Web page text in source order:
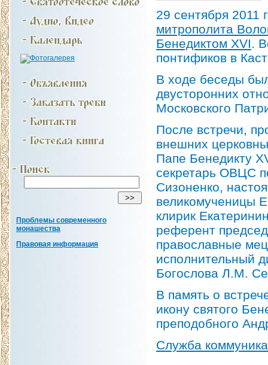
Проблемы современного
монашества
Правовая информация
29 сентября 2011
митрополита
Бенедиктом XVI.
понтификов в
В ходе беседы
двусторонних
Московского
После встречи,
внешних
Папе Бенедикту
секретарь ОВЦС
Сизоненко,
великомученицы
клирик
референт
православные
исполнительный
Богослова Л.М.
В память о
икону святого
преподобного
Служба